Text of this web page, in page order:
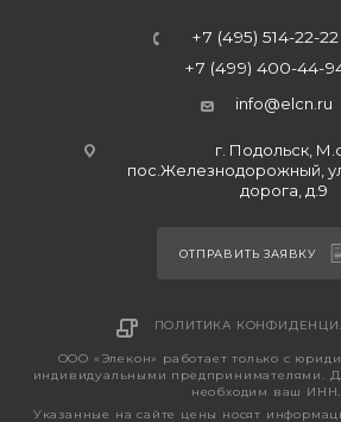
+7 (495) 514-22-22
+7 (499) 400-44-
info@elcn.ru
г. Подольск,
пос.Железнодорожный,
дорога, д.9
ОТПРАВИТЬ ЗАЯВКУ
ПОЛИТИКА
ООО «Элекон» работает только с
индивидуальными предпринимателями.
необходим ваш ИНН.
Указанные на сайте цены носят